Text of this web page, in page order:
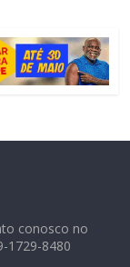
conosco no
1729-8480